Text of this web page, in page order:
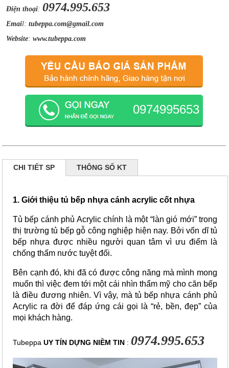
Điện thoại: 0974.995.653
Email: tubeppa.com@gmail.com
Website: www.tubeppa.com
0974995653
CHI TIẾT SP THÔNG SỐ KT
1. Giới thiệu tủ bếp nhựa cánh acrylic cốt nhựa
Tủ bếp cánh phủ Acrylic chính là một “làn gió mới” trong
thị trường tủ bếp gỗ công nghiệp hiện nay. Bởi vốn dĩ tủ
bếp nhựa được nhiều người quan tâm vì ưu điểm là
chống thấm nước tuyệt đối.
Bên cạnh đó, khi đã có được công năng mà mình mong
muốn thì việc đem tới một cái nhìn thẩm mỹ cho căn bếp
là điều đương nhiên. Vì vậy, mà tủ bếp nhựa cánh phủ
Acrylic ra đời để đáp ứng cái gọi là “rẻ, bền, đẹp” của
mọi khách hàng.
Tubeppa UY TÍN DỰNG NIỀM TIN : 0974.995.653